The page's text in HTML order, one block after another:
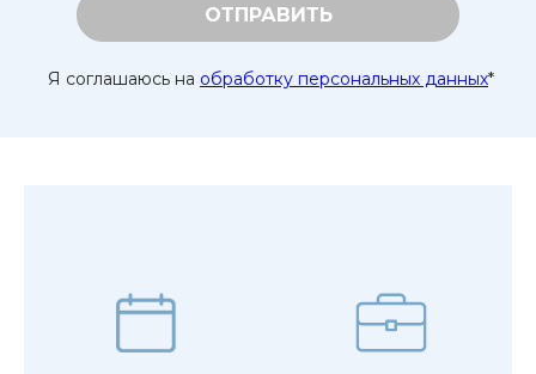
ОТПРАВИТЬ
Я соглашаюсь на обработку персональных данных*